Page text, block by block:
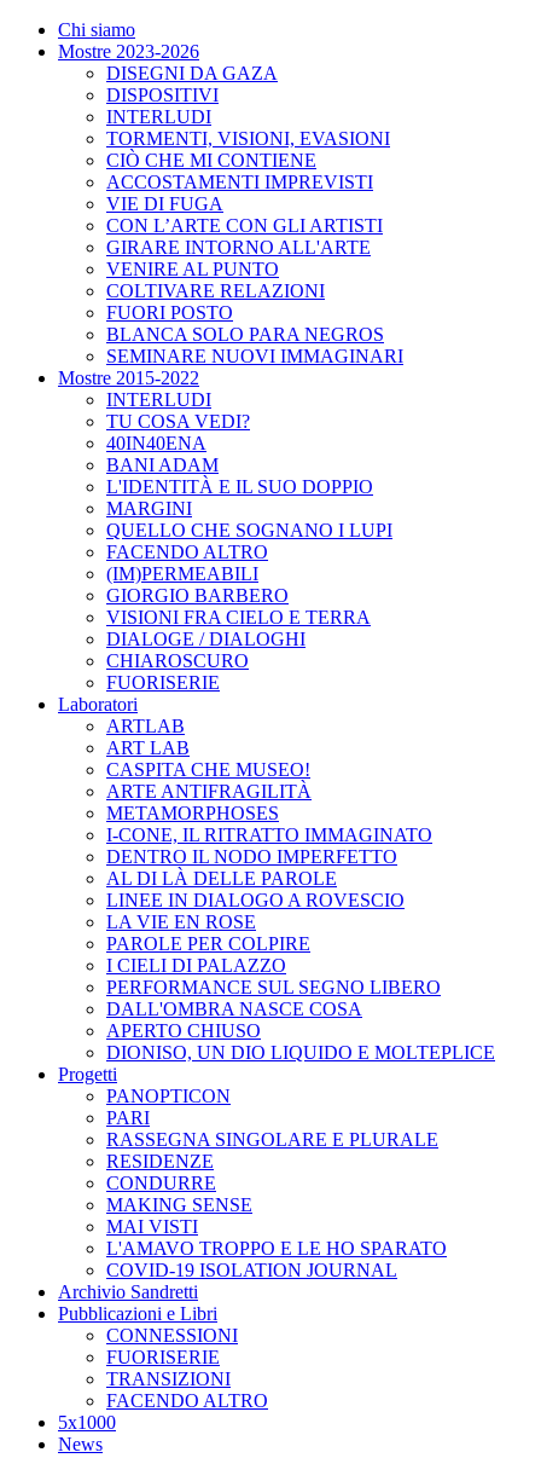
Chi siamo
Mostre 2023-2026
DISEGNI DA GAZA
DISPOSITIVI
INTERLUDI
TORMENTI, VISIONI, EVASIONI
CIÒ CHE MI CONTIENE
ACCOSTAMENTI IMPREVISTI
VIE DI FUGA
CON L’ARTE CON GLI ARTISTI
GIRARE INTORNO ALL'ARTE
VENIRE AL PUNTO
COLTIVARE RELAZIONI
FUORI POSTO
BLANCA SOLO PARA NEGROS
SEMINARE NUOVI IMMAGINARI
Mostre 2015-2022
INTERLUDI
TU COSA VEDI?
40IN40ENA
BANI ADAM
L'IDENTITÀ E IL SUO DOPPIO
MARGINI
QUELLO CHE SOGNANO I LUPI
FACENDO ALTRO
(IM)PERMEABILI
GIORGIO BARBERO
VISIONI FRA CIELO E TERRA
DIALOGE / DIALOGHI
CHIAROSCURO
FUORISERIE
Laboratori
ARTLAB
ART LAB
CASPITA CHE MUSEO!
ARTE ANTIFRAGILITÀ
METAMORPHOSES
I-CONE, IL RITRATTO IMMAGINATO
DENTRO IL NODO IMPERFETTO
AL DI LÀ DELLE PAROLE
LINEE IN DIALOGO A ROVESCIO
LA VIE EN ROSE
PAROLE PER COLPIRE
I CIELI DI PALAZZO
PERFORMANCE SUL SEGNO LIBERO
DALL'OMBRA NASCE COSA
APERTO CHIUSO
DIONISO, UN DIO LIQUIDO E MOLTEPLICE
Progetti
PANOPTICON
PARI
RASSEGNA SINGOLARE E PLURALE
RESIDENZE
CONDURRE
MAKING SENSE
MAI VISTI
L'AMAVO TROPPO E LE HO SPARATO
COVID-19 ISOLATION JOURNAL
Archivio Sandretti
Pubblicazioni e Libri
CONNESSIONI
FUORISERIE
TRANSIZIONI
FACENDO ALTRO
5x1000
News